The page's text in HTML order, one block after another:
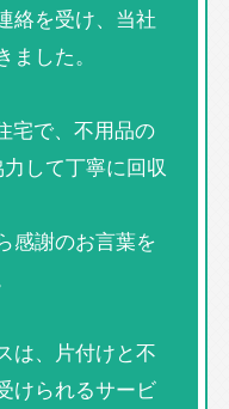
絡を受け、当社
した。
宅で、不用品の
して丁寧に回収
感謝のお言葉を
は、片付けと不
けられるサービ